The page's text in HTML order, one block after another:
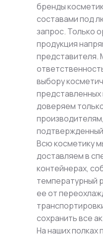
бренды
составами под
запрос. Только
продукция
представителя.
выбору
представленных
доверяем
Всю косметику
доставляем в
контейнерах,
температурный
ее от
сохранить все
На наших